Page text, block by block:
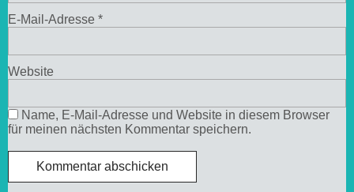
E-Mail-Adresse *
Website
Name, E-Mail-Adresse und Website in diesem Browser
für meinen nächsten Kommentar speichern.